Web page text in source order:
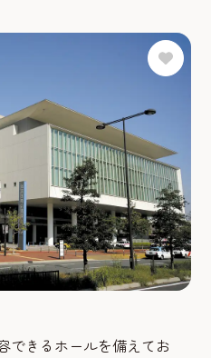
できるホールを備えてお